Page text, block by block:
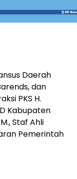
Daerah
dan
PKS H.
Kabupaten
Staf Ahli
Pemerintah